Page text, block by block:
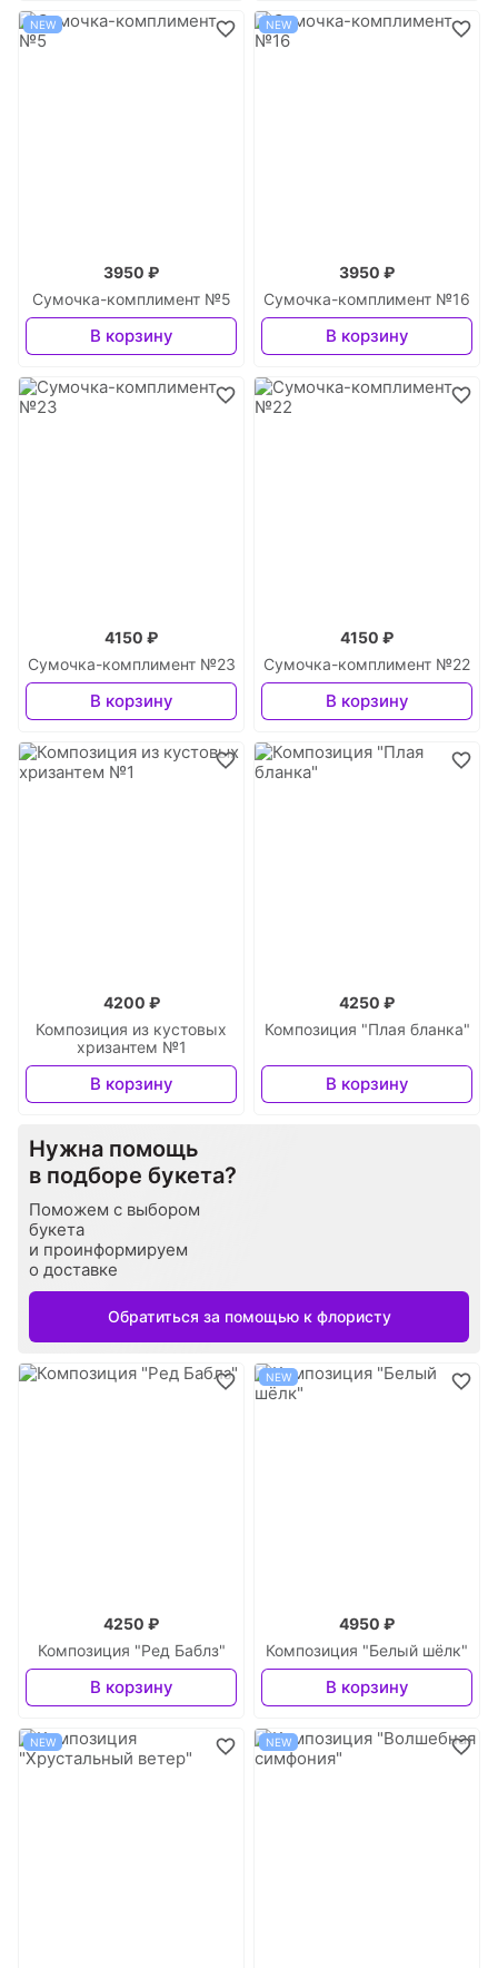
NEW
Сумочка-комплимент №5
3950 ₽
В корзину
NEW
Сумочка-комплимент №16
3950 ₽
В корзину
Сумочка-комплимент №23
4150 ₽
В корзину
Сумочка-комплимент №22
4150 ₽
В корзину
Композиция из кустовых
хризантем №1
4200 ₽
В корзину
Композиция "Плая бланка"
4250 ₽
В корзину
Нужна помощь
в подборе букета?
Поможем с выбором
букета
и проинформируем
о доставке
Обратиться за помощью к флористу
Композиция "Ред Баблз"
4250 ₽
В корзину
NEW
Композиция "Белый шёлк"
4950 ₽
В корзину
NEW NEW